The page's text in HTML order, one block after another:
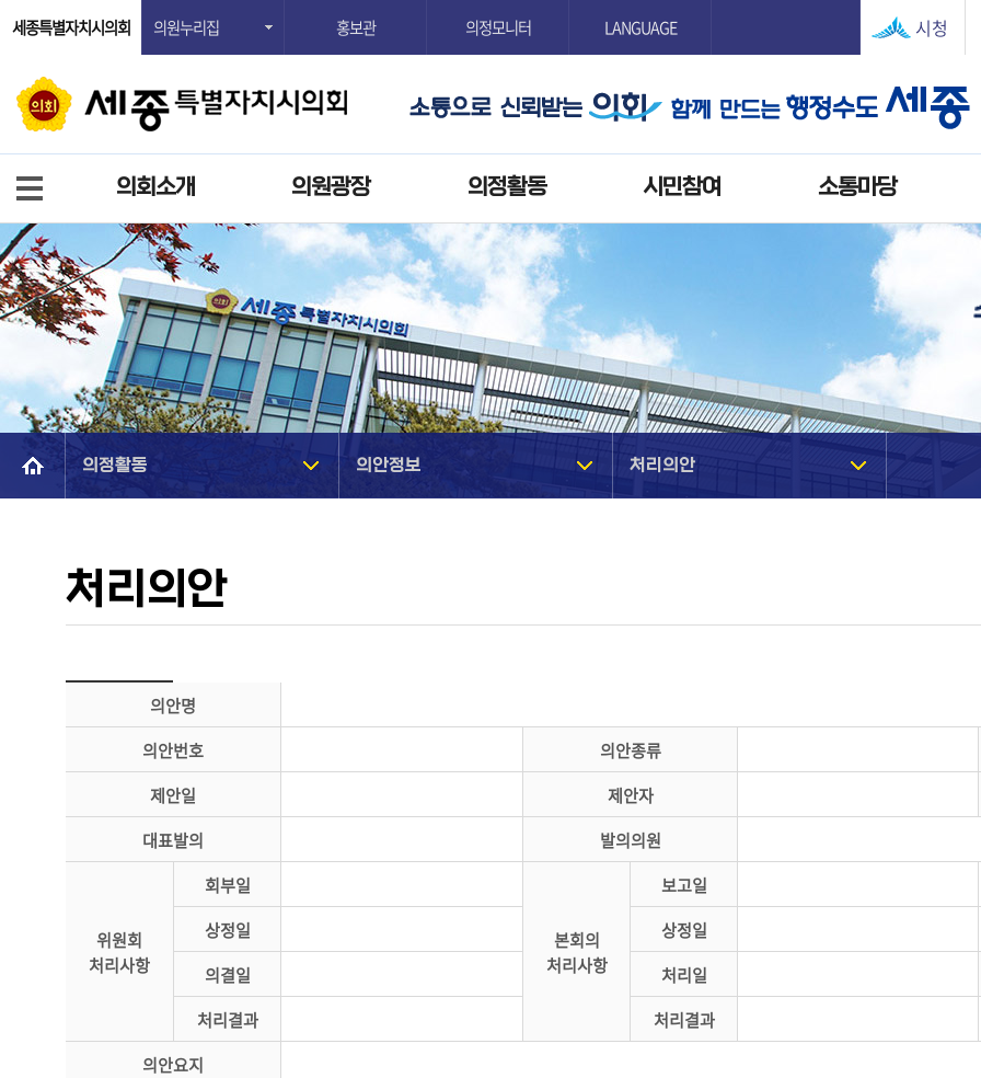
세종특별자치시의회 의원누리집 홍보관 의정모니터 LANGUAGE 시청
의회소개 의원광장 의정활동 시민참여 소통마당
의정활동 의안정보 처리의안
처리의안
의안명
의안번호
의안종류
제안일
제안자
대표발의
발의의원
위원회
처리사항
회부일
본회의
처리사항
보고일
상정일
상정일
의결일
처리일
처리결과
처리결과
의안요지